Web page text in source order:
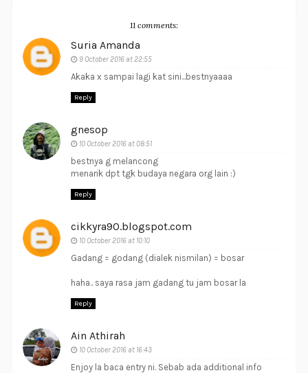
11 comments:
Suria Amanda
9 October 2016 at 22:55
Akaka x sampai lagi kat sini...bestnyaaaa
Reply
gnesop
10 October 2016 at 08:51
bestnya g melancong
menarik dpt tgk budaya negara org lain :)
Reply
cikkyra90.blogspot.com
10 October 2016 at 10:10
Gadang = godang (dialek nismilan) = bosar
haha.. saya rasa jam gadang tu jam bosar la
Reply
Ain Athirah
10 October 2016 at 16:43
Enjoy la baca entry ni. Sebab ada additional info